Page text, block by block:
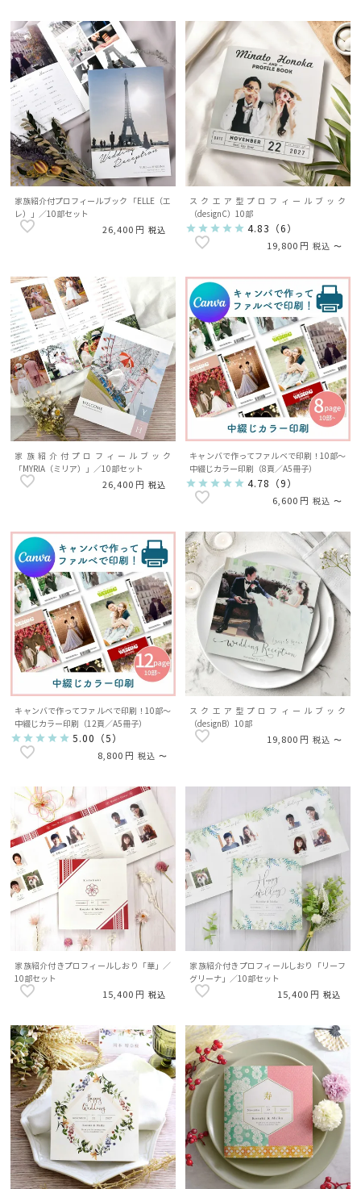
家族紹介付プロフィールブック 「ELLE（エ
レ）」／10部セット
26,400 税込
スクエア型プロフィールブック
（designC）10部
4.83 （6 ）
19,800 税込 〜
家族紹介付プロフィールブック
「MYRIA（ミリア）」／10部セット
26,400 税込
キャンバで作ってファルベで印刷！10部～
中綴じカラー印刷（8頁／A5冊子）
4.78 （9 ）
6,600 税込 〜
キャンバで作ってファルベで印刷！10部～
中綴じカラー印刷（12頁／A5冊子）
5.00 （5 ）
8,800 税込 〜
スクエア型プロフィールブック
（designB）10部
19,800 税込 〜
家族紹介付きプロフィールしおり「華」／
10部セット
15,400 税込
家族紹介付きプロフィールしおり「リーフ
グリーナ」／10部セット
15,400 税込